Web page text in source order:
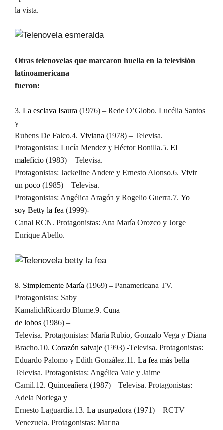
la vista.
Otras telenovelas que marcaron huella en la televisión
latinoamericana
fueron:
3. La esclava Isaura (1976) – Rede O’Globo. Lucélia Santos
y
Rubens De Falco.4. Viviana (1978) – Televisa.
Protagonistas: Lucía Mendez y Héctor Bonilla.5. El
maleficio (1983) – Televisa.
Protagonistas: Jackeline Andere y Ernesto Alonso.6. Vivir
un poco (1985) – Televisa.
Protagonistas: Angélica Aragón y Rogelio Guerra.7. Yo
soy Betty la fea (1999)-
Canal RCN. Protagonistas: Ana María Orozco y Jorge
Enrique Abello.
8. Simplemente María (1969) – Panamericana TV.
Protagonistas: Saby
KamalichRicardo Blume.9. Cuna
de lobos (1986) –
Televisa. Protagonistas: María Rubio, Gonzalo Vega y Diana
Bracho.10. Corazón salvaje (1993) -Televisa. Protagonistas:
Eduardo Palomo y Edith González.11. La fea más bella –
Televisa. Protagonistas: Angélica Vale y Jaime
Camil.12. Quinceañera (1987) – Televisa. Protagonistas:
Adela Noriega y
Ernesto Laguardia.13. La usurpadora (1971) – RCTV
Venezuela. Protagonistas: Marina